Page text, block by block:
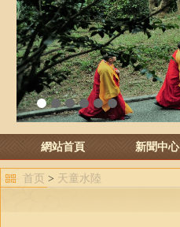
1 2 3 4 5 6
網站首頁 新聞中心
首页 > 天童水陸